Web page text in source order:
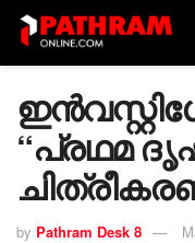
“പ്രഥമ
by Pathram Desk 8